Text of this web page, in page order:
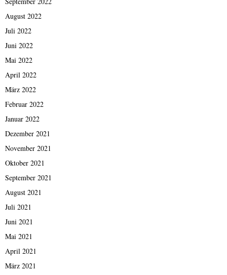
August 2022
Juli 2022
Juni 2022
Mai 2022
April 2022
März 2022
Februar 2022
Januar 2022
Dezember 2021
November 2021
Oktober 2021
September 2021
August 2021
Juli 2021
Juni 2021
Mai 2021
April 2021
März 2021